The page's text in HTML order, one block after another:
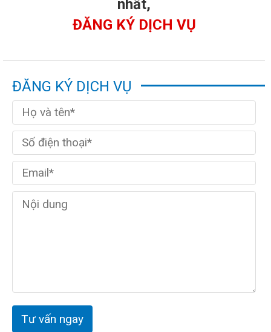
nhất,
ĐĂNG KÝ DỊCH VỤ
ĐĂNG KÝ DỊCH VỤ